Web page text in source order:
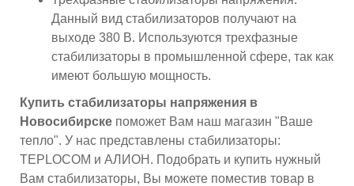
Данный вид стабилизаторов получают на
выходе 380 В. Используются трехфазные
стабилизаторы в промышленной сфере, так как
имеют большую мощность.
Купить стабилизаторы напряжения в
Новосибирске поможет Вам наш магазин "Ваше
тепло". У нас представлены стабилизаторы:
TEPLOCOM и АЛИОН. Подобрать и купить нужный
Вам стабилизаторы, Вы можете поместив товар в